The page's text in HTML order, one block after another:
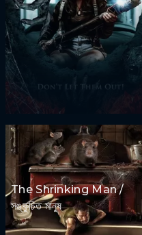
The Shrinking Man /
সঙ্কুচিত মানুষ